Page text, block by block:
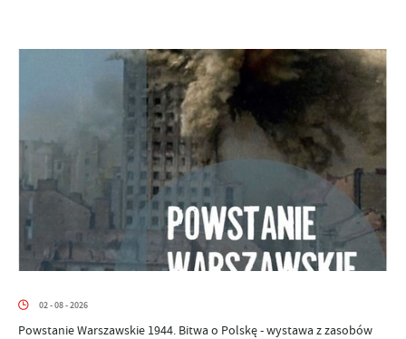
02 - 08 - 2026
Powstanie Warszawskie 1944. Bitwa o Polskę - wystawa z zasobów